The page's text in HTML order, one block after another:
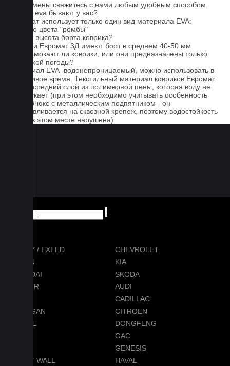
Для замены свяжитесь с нами любым удобным способом.
Серые eva бывают у вас?
Евромат использует только один вид материала EVA:
черного цвета "ромбы"
Какова высота борта коврика?
Коврики Евромат 3Д имеют борт в среднем 40-50 мм.
Не промокают ли коврики, или они предназначены только
для сухой погоды?
Материал EVA водонепроницаемый, можно использовать в
дождливое время. Текстильный материал ковриков Евромат
имеет средний слой из полимерной пены, которая воду не
пропускает (при этом необходимо учитывать особенность
серии Люкс с металлическим подпятником - он
устанавливается на сквозной крепеж, поэтому водостойкость
ковра в этом месте нарушена).
CHERY / EXEED
CHEVROLET
RAVON
KIA
HYUNDAI
SKODA
JETOUR
AUDI
CADILLAC
CHANGAN
CITROEN
DODGE
DONGFENG
GAC
GENESIS
GREAT WALL
HAVAL